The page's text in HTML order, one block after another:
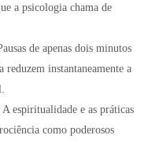
a psicologia chama de
de apenas dois minutos
instantaneamente a
A espiritualidade e as práticas
como poderosos